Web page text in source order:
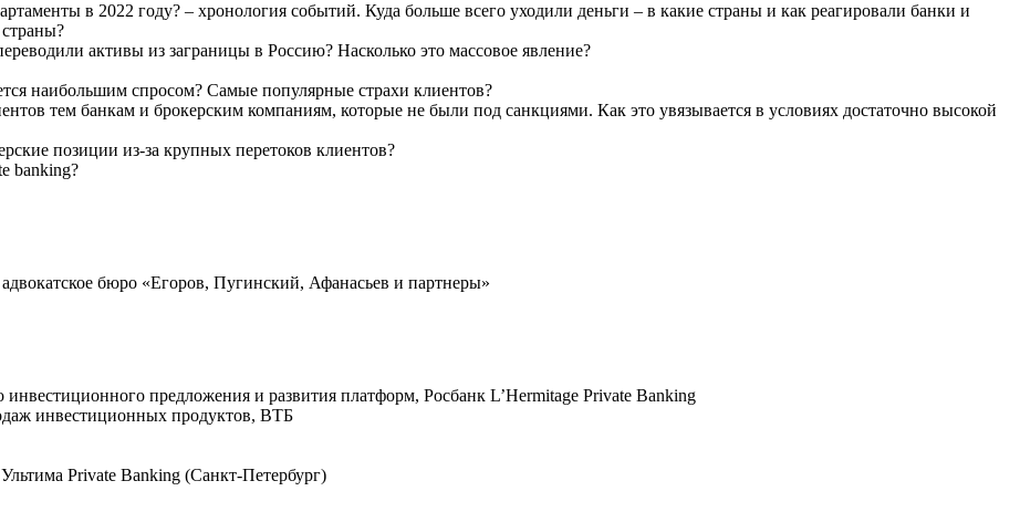
в 2022 году? – хронология событий. Куда больше всего уходили деньги – в какие страны и как реагировали банки и
активы из заграницы в Россию? Насколько это массовое явление?
наибольшим спросом? Самые популярные страхи клиентов?
тем банкам и брокерским компаниям, которые не были под санкциями. Как это увязывается в условиях достаточно высокой
позиции из-за крупных перетоков клиентов?
banking?
бюро «Егоров, Пугинский, Афанасьев и партнеры»
инвестиционного предложения и развития платформ, Росбанк L’Hermitage Private Banking
инвестиционных продуктов, ВТБ
Private Banking (Санкт-Петербург)